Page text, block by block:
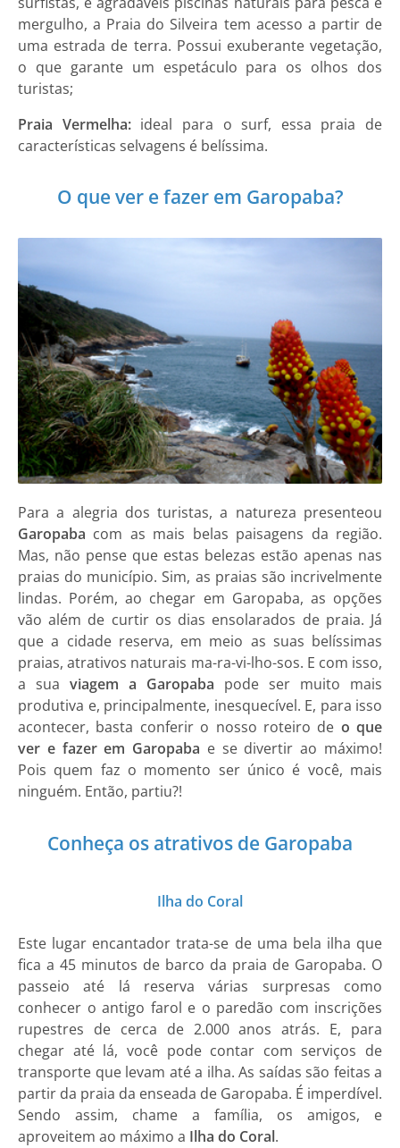
mergulho, a Praia do Silveira tem acesso a partir de
uma estrada de terra. Possui exuberante vegetação,
o que garante um espetáculo para os olhos dos
turistas;
Praia Vermelha:ideal para o surf, essa praia de
características selvagens é belíssima.
O que ver e fazer em Garopaba?
Para a alegria dos turistas, a natureza presenteou
Garopaba com as mais belas paisagens da região.
Mas, não pense que estas belezas estão apenas nas
praias do município. Sim, as praias são incrivelmente
lindas. Porém, ao chegar em Garopaba, as opções
vão além de curtir os dias ensolarados de praia. Já
que a cidade reserva, em meio as suas belíssimas
praias, atrativos naturais ma-ra-vi-lho-sos. E com isso,
a sua viagem a Garopaba pode ser muito mais
produtiva e, principalmente, inesquecível. E, para isso
acontecer, basta conferir o nosso roteiro de o que
ver e fazer em Garopaba e se divertir ao máximo!
Pois quem faz o momento ser único é você, mais
ninguém. Então, partiu?!
Conheça os atrativos de Garopaba
Ilha do Coral
Este lugar encantador trata-se de uma bela ilha que
fica a 45 minutos de barco da praia de Garopaba. O
passeio até lá reserva várias surpresas como
conhecer o antigo farol e o paredão com inscrições
rupestres de cerca de 2.000 anos atrás. E, para
chegar até lá, você pode contar com serviços de
transporte que levam até a ilha. As saídas são feitas a
partir da praia da enseada de Garopaba. É imperdível.
Sendo assim, chame a família, os amigos, e
aproveitem ao máximo a Ilha do Coral.